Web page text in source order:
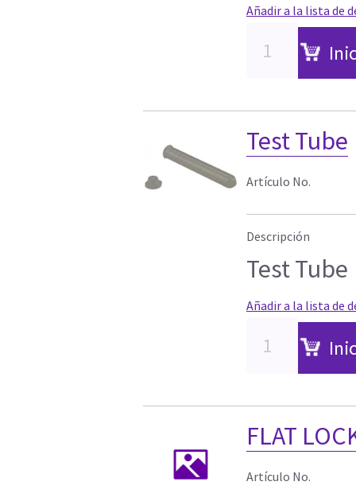
Añadir a la lista de
Test Tube
Artículo No.
Descripción
Test Tube
Añadir a la lista de
FLAT
Artículo No.